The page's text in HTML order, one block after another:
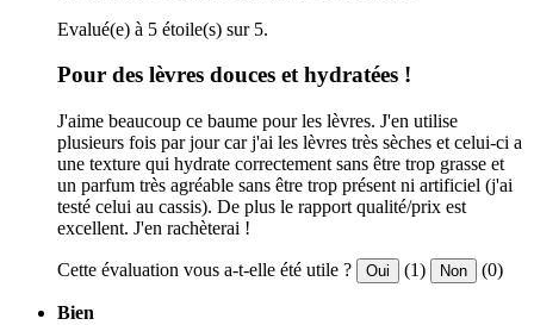
Evalué(e) à 5 étoile(s) sur 5.
Pour des lèvres douces et hydratées !
J'aime beaucoup ce baume pour les lèvres. J'en utilise
plusieurs fois par jour car j'ai les lèvres très sèches et celui-ci a
une texture qui hydrate correctement sans être trop grasse et
un parfum très agréable sans être trop présent ni artificiel (j'ai
testé celui au cassis). De plus le rapport qualité/prix est
excellent. J'en rachèterai !
Cette évaluation vous a-t-elle été utile ? Oui (1) Non (0)
Bien